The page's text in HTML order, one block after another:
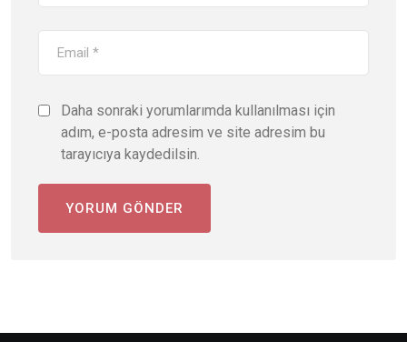
Daha sonraki yorumlarımda kullanılması için
adım, e-posta adresim ve site adresim bu
tarayıcıya kaydedilsin.